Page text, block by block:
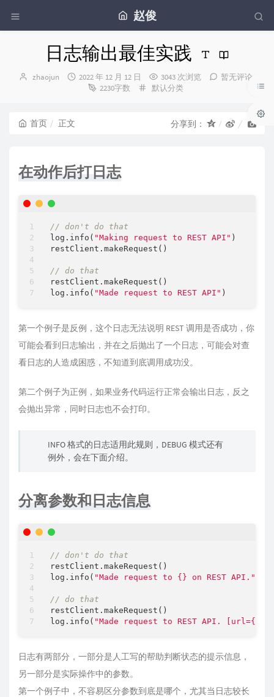
赵俊
日志输出最佳实践
博
zhaojun
发
2022 年 12 月 12 日 3043 次浏览
暂无评论
2230字数
分
默认分类
首页 正文 分享到：
在动作后打日志
// don't do that
log.info( "Making request to REST API" )
restClient.makeRequest()
// do that
restClient.makeRequest()
log.info( "Made request to REST API"
第一个例子是反例，这个日志无法说明 REST 调用是否成功，你
可能会看到日志输出，并在之后抛出了一个日志，可能会对查
看日志的人造成困惑，不知道到底调用成功没。
第二个例子为正例，如果业务代码运行正常会输出日志，反之
会抛出异常，同时日志也不会打印。
INFO 格式的日志适用此规则，DEBUG 模式还有
例外，会在下面介绍。
分离参数和日志信息
// don't do that
restClient.makeRequest()
log.info( "Made request to {} on REST API."
// do that
restClient.makeRequest()
log.info( "Made request to REST API. [url={}]"
日志有两部分，一部分是人工写的帮助判断状态的提示信息，
另一部分是实际操作中的参数。
第一个例子中，不容易区分参数到底是哪个，尤其当日志较长